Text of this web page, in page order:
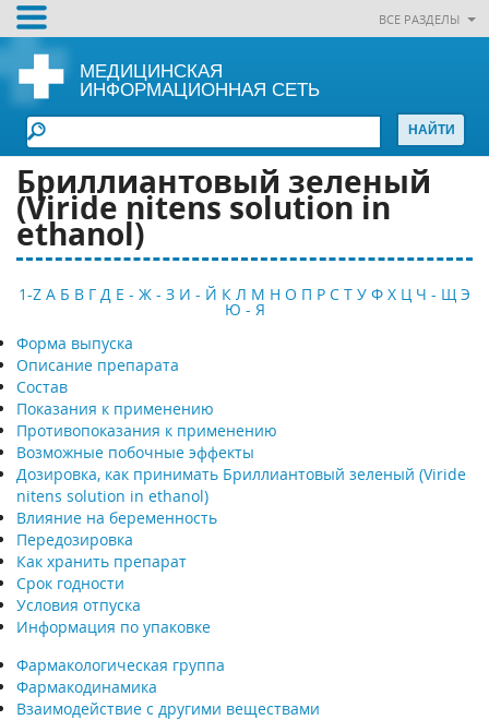
ВСЕ РАЗДЕЛЫ
МЕДИЦИНСКАЯ
ИНФОРМАЦИОННАЯ СЕТЬ
Бриллиантовый зеленый
(Viride nitens solution in
ethanol)
1-Z А Б В Г Д Е - Ж - З И - Й К Л М Н О П Р С Т У Ф Х Ц Ч - Щ Э
Ю - Я
Форма выпуска
Описание препарата
Состав
Показания к применению
Противопоказания к применению
Возможные побочные эффекты
Дозировка, как принимать Бриллиантовый зеленый (Viride
nitens solution in ethanol)
Влияние на беременность
Передозировка
Как хранить препарат
Срок годности
Условия отпуска
Информация по упаковке
Фармакологическая группа
Фармакодинамика
Взаимодействие с другими веществами